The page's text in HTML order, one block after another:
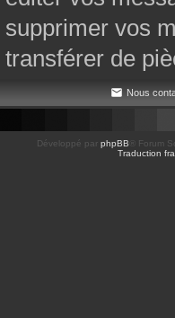
supprimer vos
transférer de
Nous
Développé par phpBB ® Forum
Traduction